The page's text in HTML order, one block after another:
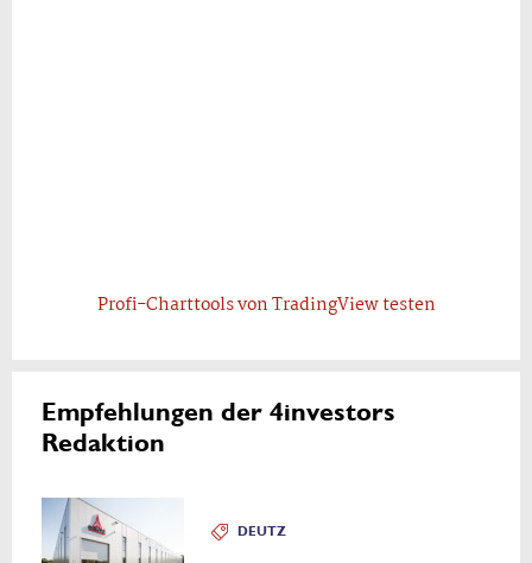
Profi-Charttools von TradingView testen
Empfehlungen der 4investors
Redaktion
DEUTZ